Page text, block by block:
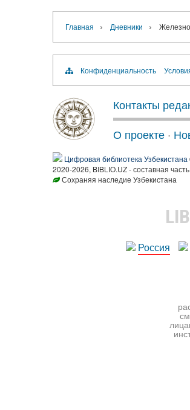
Главная › Дневники ›
Конфиденциальность
Контакты
О проекте ·
Цифровая библиотека Узбекистана
2020-2026, BIBLIO.UZ - составная
Сохраняя наследие Узбекистана
Россия